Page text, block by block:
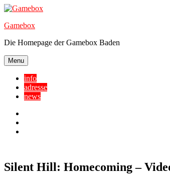
Skip
content
Gamebox
Die Homepage der Gamebox Baden
Menu
info
adresse
news
Silent Hill: Homecoming –